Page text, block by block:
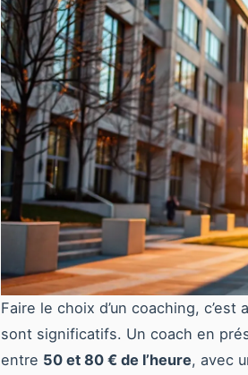
Faire le choix d’un coaching,
sont significatifs. Un coach en
entre 50 et 80 € de l’heure, avec